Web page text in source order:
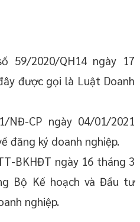
59/2020/QH14 ngày 17
được gọi là Luật Doanh
CP ngày 04/01/2021
đăng ký doanh nghiệp.
BKHĐT ngày 16 tháng 3
Bộ Kế hoạch và Đầu tư
nghiệp.